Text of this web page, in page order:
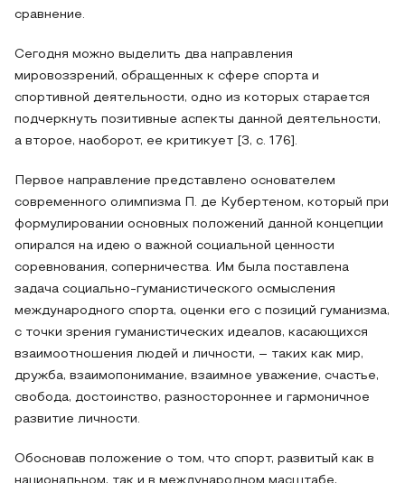
сравнение.
Сегодня можно выделить два направления
мировоззрений, обращенных к сфере спорта и
спортивной деятельности, одно из которых старается
подчеркнуть позитивные аспекты данной деятельности,
а второе, наоборот, ее критикует [3, с. 176].
Первое направление представлено основателем
современного олимпизма П. де Кубертеном, который при
формулировании основных положений данной концепции
опирался на идею о важной социальной ценности
соревнования, соперничества. Им была поставлена
задача социально-гуманистического осмысления
международного спорта, оценки его с позиций гуманизма,
с точки зрения гуманистических идеалов, касающихся
взаимоотношения людей и личности, – таких как мир,
дружба, взаимопонимание, взаимное уважение, счастье,
свобода, достоинство, разностороннее и гармоничное
развитие личности.
Обосновав положение о том, что спорт, развитый как в